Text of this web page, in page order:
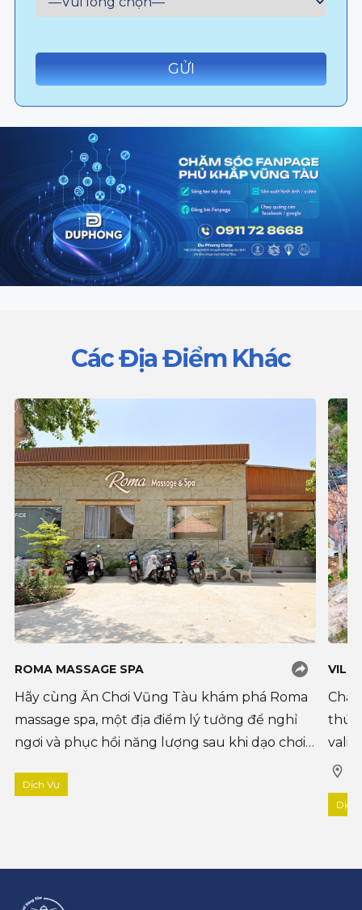
Các Địa Điểm Khác
ROMA MASSAGE SPA
Hãy cùng Ăn Chơi Vũng Tàu khám phá Roma
massage spa, một địa điểm lý tưởng để nghỉ
ngơi và phục hồi năng lượng sau khi dạo chơi
dịch vụ massage mang lại cảm giác thư giã
Dịch Vụ
thúc
vali
c�
Dịch